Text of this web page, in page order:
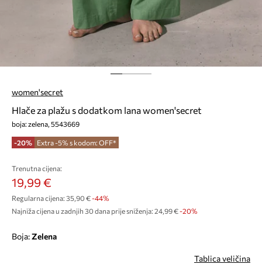
women'secret
Hlače za plažu s dodatkom lana women'secret
boja: zelena, 5543669
-20% Extra -5% s kodom: OFF*
Trenutna cijena:
19,99 €
Regularna cijena: 35,90 €-44%
Najniža cijena u zadnjih 30 dana prije sniženja: 24,99 € -20%
Boja: zelena
Tablica veličina